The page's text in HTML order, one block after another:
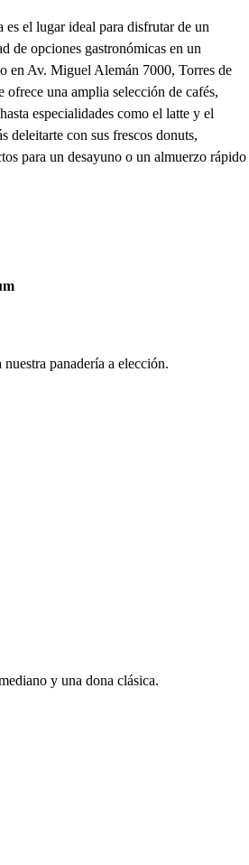
el lugar ideal para disfrutar de un
de opciones gastronómicas en un
en Av. Miguel Alemán 7000, Torres de
ofrece una amplia selección de cafés,
especialidades como el latte y el
deleitarte con sus frescos donuts,
para un desayuno o un almuerzo rápido
panadería a elección.
y una dona clásica.